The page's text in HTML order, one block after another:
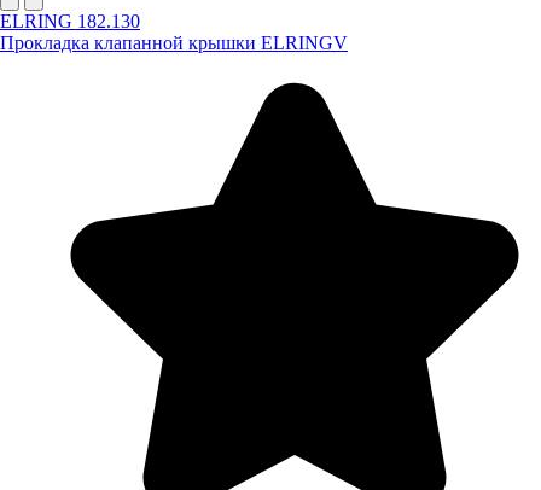
ELRING 182.130
Прокладка клапанной крышки ELRINGV